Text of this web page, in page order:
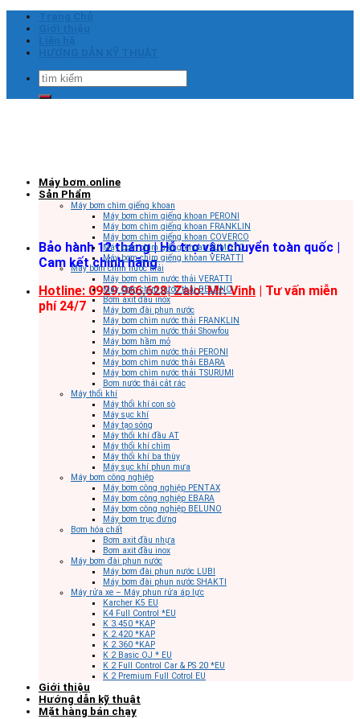
Skip
content
Tìm
kiếm:
Bảo hành 12 tháng | Hỗ trợ vận chuyển toàn quốc |
Cam kết chính hãng
Hotline: 0929.966.628|Zalo: Mr. Vinh | Tư vấn miễn
phí 24/7
Máy bơm.online
Sản Phẩm
Máy bơm chìm giếng khoan
Máy bơm chìm giếng khoan PERONI
Máy bơm chìm giếng khoan FRANKLIN
Máy bơm chìm giếng khoan COVERCO
Máy bơm chìm giếng khoan SUMOTO
Máy bơm chìm giếng khoan VERATTI
Máy bơm chìm nước thải
Máy bơm chìm nước thải VERATTI
Máy bơm chìm nước thải BELUNO
Bơm axit đầu inox
Máy bơm đài phun nước
Máy bơm chìm nước thải FRANKLIN
Máy bơm chìm nước thải Showfou
Máy bơm hầm mỏ
Máy bơm chìm nước thải PERONI
Máy bơm chìm nước thải EBARA
Máy bơm chìm nước thải TSURUMI
Bơm nước thải cắt rác
Máy thổi khí
Máy thổi khí con sò
Máy sục khí
Máy tạo sóng
Máy thổi khí đầu AT
Máy thổi khí chìm
Máy thổi khí ba thùy
Máy sục khí phun mưa
Máy bơm công nghiệp
Máy bơm công nghiệp PENTAX
Máy bơm công nghiệp EBARA
Máy bơm công nghiệp BELUNO
Máy bơm trục đứng
Bơm hóa chất
Bơm axit đầu nhựa
Bơm axit đầu inox
Máy bơm đài phun nước
Máy bơm đài phun nước LUBI
Máy bơm đài phun nước SHAKTI
Máy rửa xe – Máy phun rửa áp lực
Karcher K5 EU
K4 Full Control *EU
K 3.450 *KAP
K 2.420 *KAP
K 2.360 *KAP
K 2 Basic OJ * EU
K 2 Full Control Car & PS 20 *EU
K 2 Premium Full Cotrol EU
Giới thiệu
Hướng dẫn kỹ thuật
Mặt hàng bán chạy